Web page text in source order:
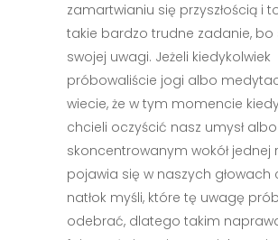
zamartwianiu się przyszłością i
takie bardzo trudne zadanie, bo
swojej uwagi. Jeżeli kiedykolwiek
próbowaliście jogi albo
wiecie, że w tym momencie
chcieli oczyścić nasz umysł
skoncentrowanym wokół jednej
pojawia się w naszych głowach
natłok myśli, które tę uwagę
odebrać, dlatego takim